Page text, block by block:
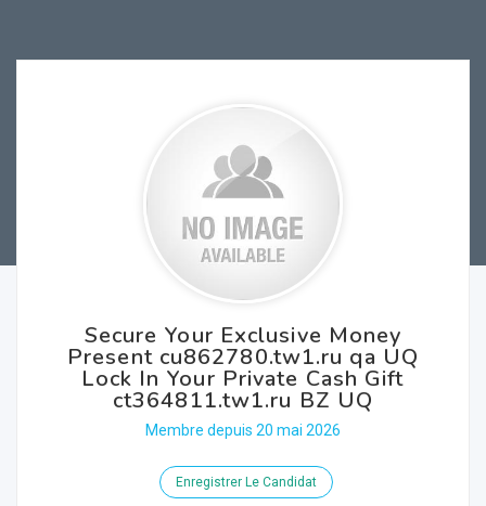
Secure Your Exclusive Money
Present cu862780.tw1.ru qa UQ
Lock In Your Private Cash Gift
ct364811.tw1.ru BZ UQ
Membre depuis 20 mai 2026
Enregistrer Le Candidat